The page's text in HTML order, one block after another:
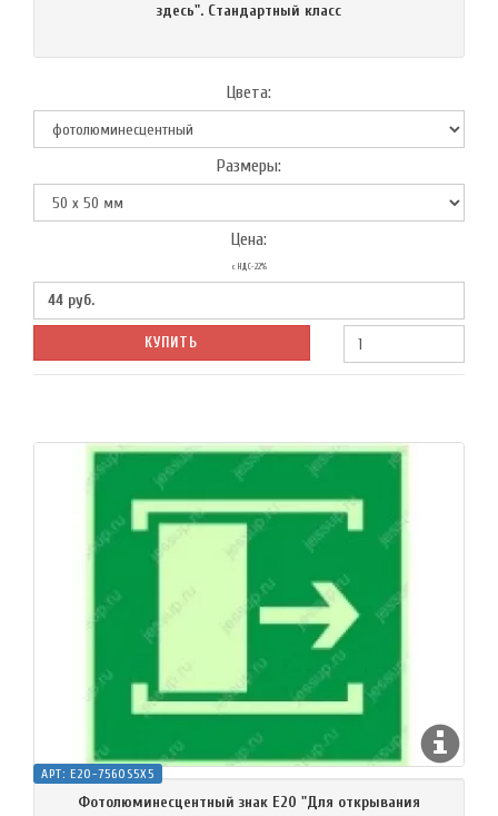
здесь". Cтандартный класс
Цвета:
Размеры:
Цена:
с НДС-22%
44 руб.
КУПИТЬ
АРТ: E20-7560S5X5
Фотолюминесцентный знак Е20 "Для открывания